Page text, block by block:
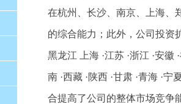
在杭州、长沙、南京、上海、
的综合能力；此外，公司投资
黑龙江 上海 ·江苏 ·浙江 ·安徽
南 ·西藏 ·陕西 ·甘肃 ·青海 ·
合提高了公司的整体市场竞争